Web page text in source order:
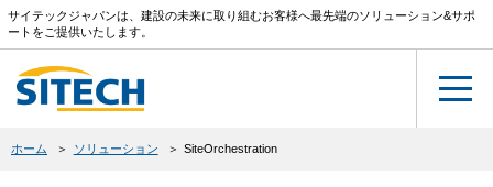
サイテックジャパンは、建設の未来に取り組むお客様へ最先端のソリューション&サポ
ートをご提供いたします。
ホーム ソリューション SiteOrchestration